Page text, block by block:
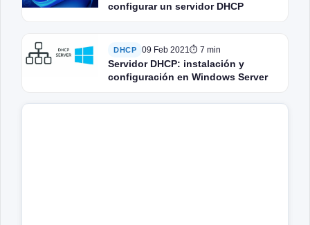
configurar un servidor DHCP
DHCP 09 Feb 2021⏱ 7 min
Servidor DHCP: instalación y
configuración en Windows Server